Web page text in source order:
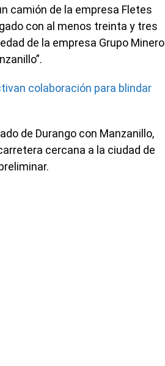
camión de la empresa Fletes
con al menos treinta y tres
de la empresa Grupo Minero
colaboración para blindar
de Durango con Manzanillo,
cercana a la ciudad de